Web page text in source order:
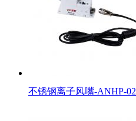
不锈钢离子风嘴-ANHP-02